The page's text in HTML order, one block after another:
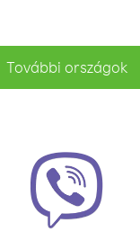
További országok